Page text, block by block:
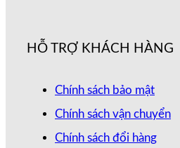
HỖ TRỢ KHÁCH HÀNG
Chính sách bảo mật
Chính sách vận chuyển
Chính sách đổi hàng